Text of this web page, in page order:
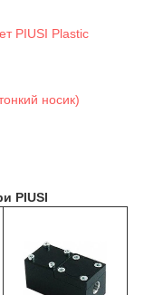
PIUSI Plastic
носик)
PIUSI